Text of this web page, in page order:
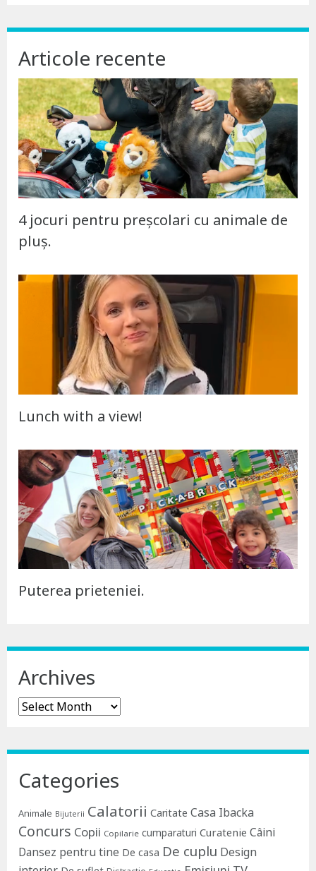
Articole recente
4 jocuri pentru preșcolari cu animale de
pluș.
Lunch with a view!
Puterea prieteniei.
Archives
Archives
Categories
Animale Bijuterii Calatorii Caritate Casa Ibacka
Concurs Copii Copilarie cumparaturi Curatenie Câini
Dansez pentru tine De casa De cuplu Design